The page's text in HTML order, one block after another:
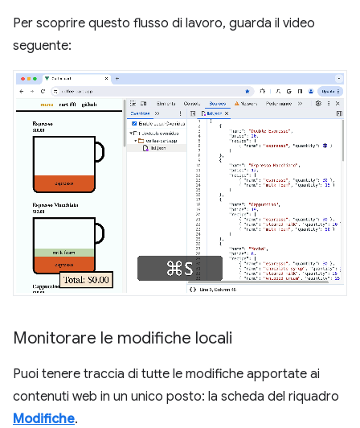
Per scoprire questo flusso di lavoro, guarda il video
seguente:
Monitorare le modifiche locali
Puoi tenere traccia di tutte le modifiche apportate ai
contenuti web in un unico posto: la scheda del riquadro
Modifiche.